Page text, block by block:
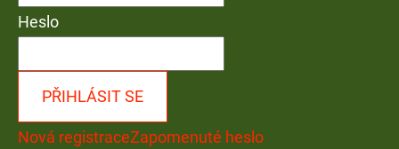
Heslo
PŘIHLÁSIT SE
Nová registraceZapomenuté heslo